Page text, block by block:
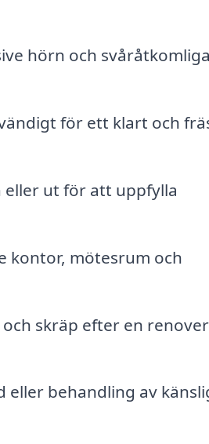
hörn och svåråtkomliga
för ett klart och
ut för att uppfylla
kontor, mötesrum och
skräp efter en
behandling av